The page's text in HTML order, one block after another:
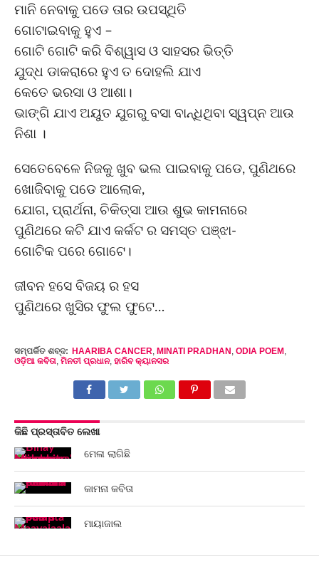
ମାନି ନେବାକୁ ପଡେ ତାର ଉପସ୍ଥିତି
ଗୋଟାଇବାକୁ ହୁଏ –
ଗୋଟି ଗୋଟି କରି ବିଶ୍ୱାସ ଓ ସାହସର ଭିତ୍ତି
ଯୁଦ୍ଧ ଡାକରାରେ ହୁଏ ତ ଦୋହଲି ଯାଏ
କେତେ ଭରସା ଓ ଆଶା।
ଭାଙ୍ଗି ଯାଏ ଅୟୁତ ଯୁଗରୁ ବସା ବାନ୍ଧିଥିବା ସ୍ୱପ୍ନ ଆଉ
ନିଶା ।
ସେତେବେଳେ ନିଜକୁ ଖୁବ ଭଲ ପାଇବାକୁ ପଡେ, ପୁଣିଥରେ
ଖୋଜିବାକୁ ପଡେ ଆଲୋକ,
ଯୋଗ, ପ୍ରାର୍ଥନା, ଚିକିତ୍ସା ଆଉ ଶୁଭ କାମନାରେ
ପୁଣିଥରେ କଟି ଯାଏ କର୍କଟ ର ସମସ୍ତ ପଞ୍ଝା-
ଗୋଟିକ ପରେ ଗୋଟେ।
ଜୀବନ ହସେ ବିଜୟ ର ହସ
ପୁଣିଥରେ ଖୁସିର ଫୁଲ ଫୁଟେ…
ସମ୍ପର୍କିତ ଶବ୍ଦ: HAARIBA CANCER, MINATI PRADHAN , ODIA POEM ,
ଓଡ଼ିଆ କବିତା, ମିନତୀ ପ୍ରଧାନ, ହାରିବ କ୍ୟାନସର
କିଛି ପ୍ରସ୍ତାବିତ ଲେଖା
ମେଳା ଲାଗିଛି
କାମନା କବିତା
ମାୟାଜାଲ